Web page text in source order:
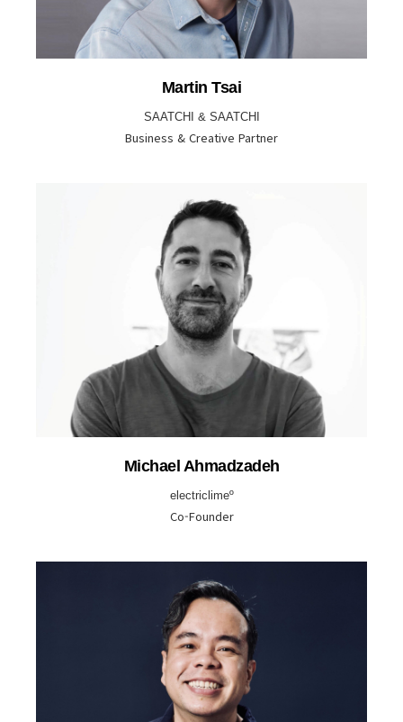
Martin Tsai
SAATCHI & SAATCHI
Business & Creative Partner
Michael Ahmadzadeh
electriclimeº
Co-Founder